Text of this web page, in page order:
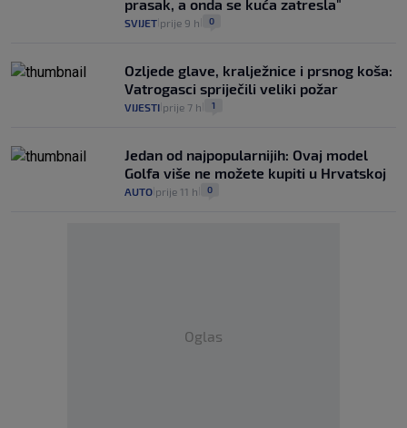
prasak, a onda se kuća zatresla"
SVIJET prije 9 h 0
Ozljede glave, kralježnice i prsnog koša:
Vatrogasci spriječili veliki požar
VIJESTI prije 7 h 1
Jedan od najpopularnijih: Ovaj model
Golfa više ne možete kupiti u Hrvatskoj
AUTO prije 11 h 0
Oglas